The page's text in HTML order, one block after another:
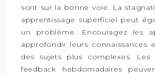
sont sur la bonne voie. La
apprentissage superficiel peut
un problème. Encouragez les
approfondir leurs connaissances
des sujets plus complexes. Les
feedback hebdomadaires